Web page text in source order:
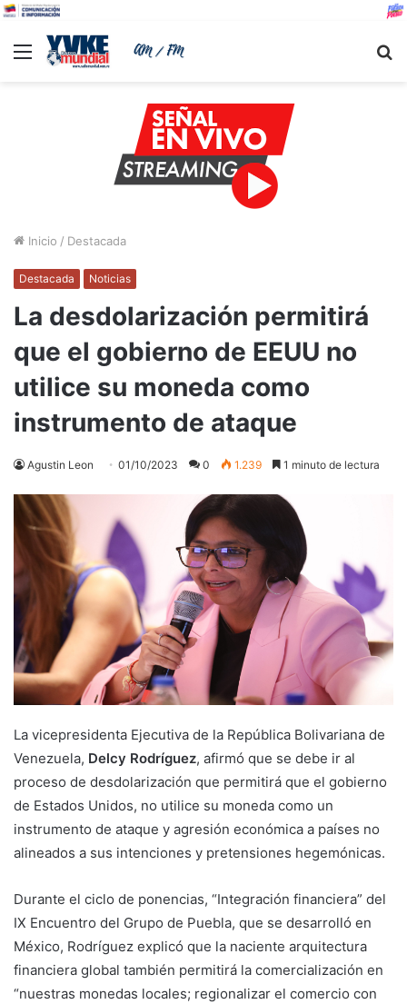
Menu
Inicio / Destacada
Destacada Noticias
La desdolarización permitirá
que el gobierno de EEUU no
utilice su moneda como
instrumento de ataque
Agustin Leon 01/10/2023 0 1.239 1 minuto de lectura
La vicepresidenta Ejecutiva de la República Bolivariana de
Venezuela, Delcy Rodríguez, afirmó que se debe ir al
proceso de desdolarización que permitirá que el gobierno
de Estados Unidos, no utilice su moneda como un
instrumento de ataque y agresión económica a países no
alineados a sus intenciones y pretensiones hegemónicas.
Durante el ciclo de ponencias, “Integración financiera” del
IX Encuentro del Grupo de Puebla, que se desarrolló en
México, Rodríguez explicó que la naciente arquitectura
financiera global también permitirá la comercialización en
“nuestras monedas locales; regionalizar el comercio con